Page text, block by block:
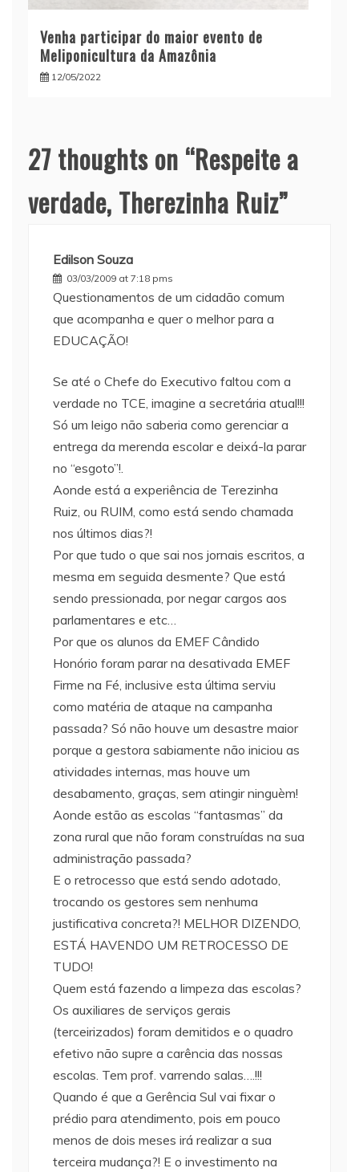
Venha participar do maior evento de
Meliponicultura da Amazônia
12/05/2022
27 thoughts on “Respeite a
verdade, Therezinha Ruiz”
Edilson Souza
03/03/2009 at 7:18 pms
Questionamentos de um cidadão comum
que acompanha e quer o melhor para a
EDUCAÇÃO!
Se até o Chefe do Executivo faltou com a
verdade no TCE, imagine a secretária atual!!!
Só um leigo não saberia como gerenciar a
entrega da merenda escolar e deixá-la parar
no “esgoto”!.
Aonde está a experiência de Terezinha
Ruiz, ou RUIM, como está sendo chamada
nos últimos dias?!
Por que tudo o que sai nos jornais escritos, a
mesma em seguida desmente? Que está
sendo pressionada, por negar cargos aos
parlamentares e etc…
Por que os alunos da EMEF Cândido
Honório foram parar na desativada EMEF
Firme na Fé, inclusive esta última serviu
como matéria de ataque na campanha
passada? Só não houve um desastre maior
porque a gestora sabiamente não iniciou as
atividades internas, mas houve um
desabamento, graças, sem atingir ninguèm!
Aonde estão as escolas “fantasmas” da
zona rural que não foram construídas na sua
administração passada?
E o retrocesso que está sendo adotado,
trocando os gestores sem nenhuma
justificativa concreta?! MELHOR DIZENDO,
ESTÁ HAVENDO UM RETROCESSO DE
TUDO!
Quem está fazendo a limpeza das escolas?
Os auxiliares de serviços gerais
(terceirizados) foram demitidos e o quadro
efetivo não supre a carência das nossas
escolas. Tem prof. varrendo salas….!!!
Quando é que a Gerência Sul vai fixar o
prédio para atendimento, pois em pouco
menos de dois meses irá realizar a sua
terceira mudança?! E o investimento na